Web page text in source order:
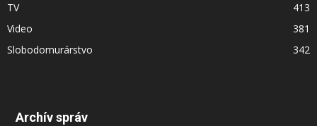
TV
413
Video
381
Slobodomurárstvo
342
Archív správ